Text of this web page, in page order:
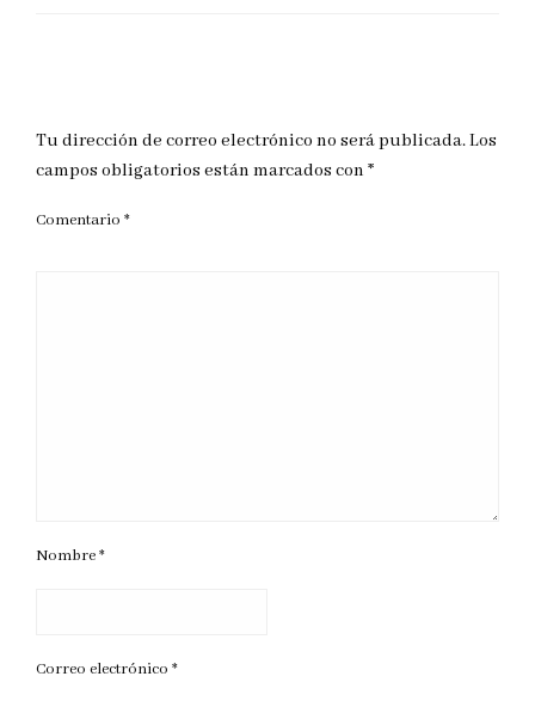
Tu dirección de correo electrónico no será publicada.Los
campos obligatorios están marcados con *
Comentario *
Nombre*
Correo electrónico *